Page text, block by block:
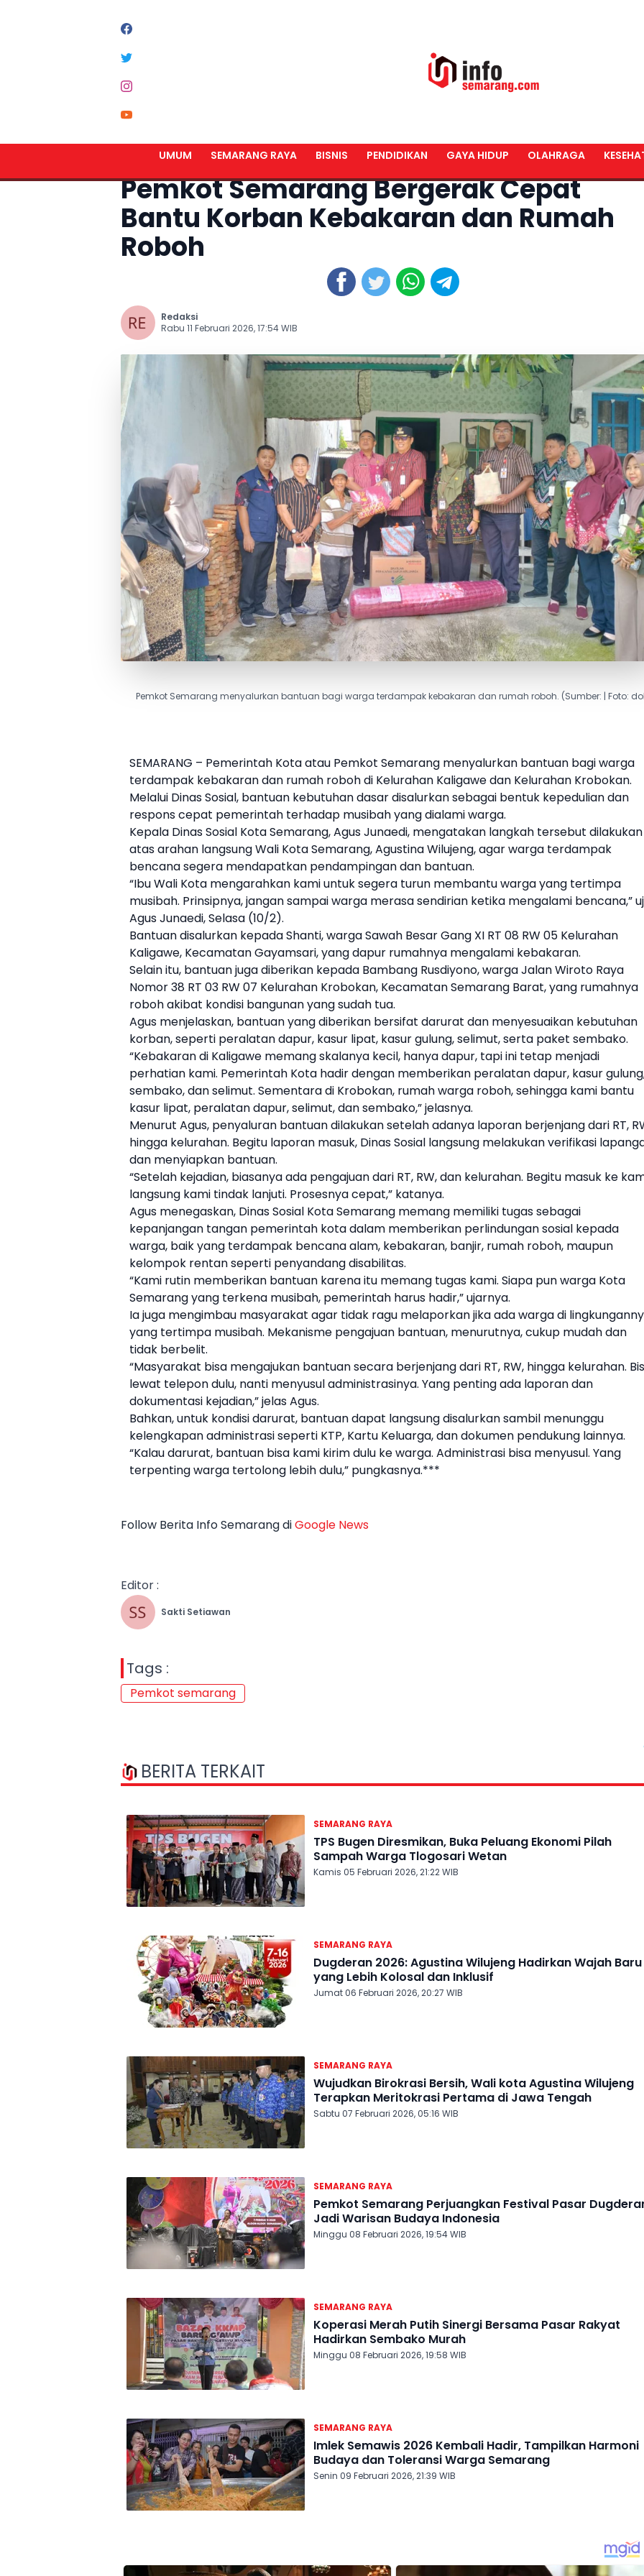
UMUM SEMARANG RAYA BISNIS PENDIDIKAN GAYA HIDUP OLAHRAGA
Pemkot Semarang Bergerak Cepat
Bantu Korban Kebakaran dan Rumah
Roboh
Redaksi
Rabu 11 Februari 2026, 17:54 WIB
Pemkot Semarang menyalurkan bantuan bagi warga terdampak kebakaran dan rumah roboh. (Sumber: | Foto:
SEMARANG – Pemerintah Kota atau Pemkot Semarang menyalurkan bantuan bagi warga
terdampak kebakaran dan rumah roboh di Kelurahan Kaligawe dan Kelurahan Krobokan.
Melalui Dinas Sosial, bantuan kebutuhan dasar disalurkan sebagai bentuk kepedulian dan
respons cepat pemerintah terhadap musibah yang dialami warga.
Kepala Dinas Sosial Kota Semarang, Agus Junaedi, mengatakan langkah tersebut dilakukan
atas arahan langsung Wali Kota Semarang, Agustina Wilujeng, agar warga terdampak
bencana segera mendapatkan pendampingan dan bantuan.
“Ibu Wali Kota mengarahkan kami untuk segera turun membantu warga yang tertimpa
musibah. Prinsipnya, jangan sampai warga merasa sendirian ketika mengalami bencana,”
Agus Junaedi, Selasa (10/2).
Bantuan disalurkan kepada Shanti, warga Sawah Besar Gang XI RT 08 RW 05 Kelurahan
Kaligawe, Kecamatan Gayamsari, yang dapur rumahnya mengalami kebakaran.
Selain itu, bantuan juga diberikan kepada Bambang Rusdiyono, warga Jalan Wiroto Raya
Nomor 38 RT 03 RW 07 Kelurahan Krobokan, Kecamatan Semarang Barat, yang rumahnya
roboh akibat kondisi bangunan yang sudah tua.
Agus menjelaskan, bantuan yang diberikan bersifat darurat dan menyesuaikan kebutuhan
korban, seperti peralatan dapur, kasur lipat, kasur gulung, selimut, serta paket sembako.
“Kebakaran di Kaligawe memang skalanya kecil, hanya dapur, tapi ini tetap menjadi
perhatian kami. Pemerintah Kota hadir dengan memberikan peralatan dapur, kasur
sembako, dan selimut. Sementara di Krobokan, rumah warga roboh, sehingga kami bantu
kasur lipat, peralatan dapur, selimut, dan sembako,” jelasnya.
Menurut Agus, penyaluran bantuan dilakukan setelah adanya laporan berjenjang dari RT,
hingga kelurahan. Begitu laporan masuk, Dinas Sosial langsung melakukan verifikasi
dan menyiapkan bantuan.
“Setelah kejadian, biasanya ada pengajuan dari RT, RW, dan kelurahan. Begitu masuk ke
langsung kami tindak lanjuti. Prosesnya cepat,” katanya.
Agus menegaskan, Dinas Sosial Kota Semarang memang memiliki tugas sebagai
kepanjangan tangan pemerintah kota dalam memberikan perlindungan sosial kepada
warga, baik yang terdampak bencana alam, kebakaran, banjir, rumah roboh, maupun
kelompok rentan seperti penyandang disabilitas.
“Kami rutin memberikan bantuan karena itu memang tugas kami. Siapa pun warga Kota
Semarang yang terkena musibah, pemerintah harus hadir,” ujarnya.
Ia juga mengimbau masyarakat agar tidak ragu melaporkan jika ada warga di
yang tertimpa musibah. Mekanisme pengajuan bantuan, menurutnya, cukup mudah dan
tidak berbelit.
“Masyarakat bisa mengajukan bantuan secara berjenjang dari RT, RW, hingga kelurahan.
lewat telepon dulu, nanti menyusul administrasinya. Yang penting ada laporan dan
dokumentasi kejadian,” jelas Agus.
Bahkan, untuk kondisi darurat, bantuan dapat langsung disalurkan sambil menunggu
kelengkapan administrasi seperti KTP, Kartu Keluarga, dan dokumen pendukung lainnya.
“Kalau darurat, bantuan bisa kami kirim dulu ke warga. Administrasi bisa menyusul. Yang
terpenting warga tertolong lebih dulu,” pungkasnya.***
Follow Berita Info Semarang diGoogle News
Editor :
Sakti Setiawan
Tags :
Pemkot semarang
BERITA TERKAIT
SEMARANG RAYA
TPS Bugen Diresmikan, Buka Peluang Ekonomi Pilah
Sampah Warga Tlogosari Wetan
Kamis 05 Februari 2026, 21:22 WIB
SEMARANG RAYA
Dugderan 2026: Agustina Wilujeng Hadirkan Wajah Baru
yang Lebih Kolosal dan Inklusif
Jumat 06 Februari 2026, 20:27 WIB
SEMARANG RAYA
Wujudkan Birokrasi Bersih, Wali kota Agustina Wilujeng
Terapkan Meritokrasi Pertama di Jawa Tengah
Sabtu 07 Februari 2026, 05:16 WIB
SEMARANG RAYA
Pemkot Semarang Perjuangkan Festival Pasar
Jadi Warisan Budaya Indonesia
Minggu 08 Februari 2026, 19:54 WIB
SEMARANG RAYA
Koperasi Merah Putih Sinergi Bersama Pasar Rakyat
Hadirkan Sembako Murah
Minggu 08 Februari 2026, 19:58 WIB
SEMARANG RAYA
Imlek Semawis 2026 Kembali Hadir, Tampilkan Harmoni
Budaya dan Toleransi Warga Semarang
Senin 09 Februari 2026, 21:39 WIB